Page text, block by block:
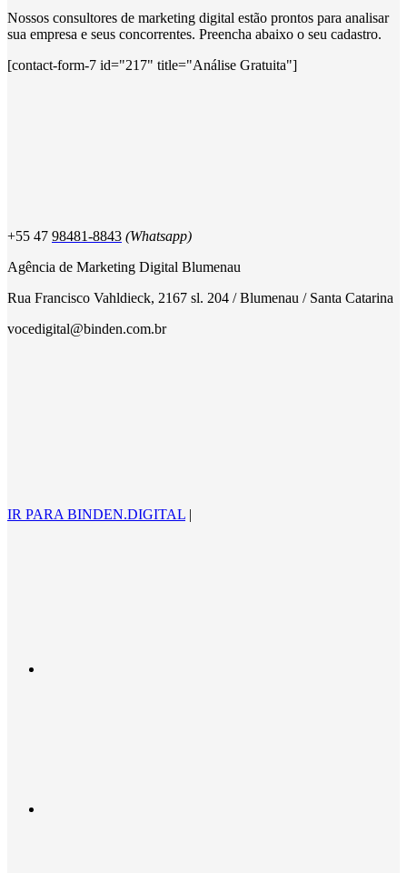
Nossos consultores de marketing digital estão prontos para analisar
sua empresa e seus concorrentes. Preencha abaixo o seu cadastro.
[contact-form-7 id="217" title="Análise Gratuita"]
+55 47 98481-8843 (Whatsapp)
Agência de Marketing Digital Blumenau
Rua Francisco Vahldieck, 2167 sl. 204 / Blumenau / Santa Catarina
vocedigital@binden.com.br
IR PARA BINDEN.DIGITAL |